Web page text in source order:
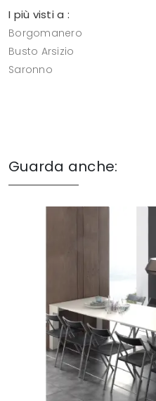
I più visti a :
Borgomanero
Busto Arsizio
Saronno
Guarda anche: